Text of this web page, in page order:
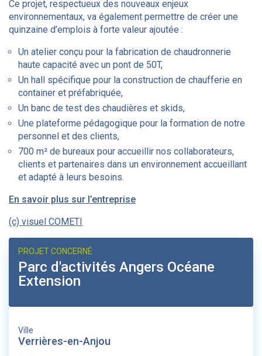
Ce projet, respectueux des nouveaux enjeux
environnementaux, va également permettre de créer une
quinzaine d’emplois à forte valeur ajoutée :
Un atelier conçu pour la fabrication de chaudronnerie
haute capacité avec un pont de 50T,
Un hall spécifique pour la construction de chaufferie en
container et préfabriquée,
Un banc de test des chaudières et skids,
Une plateforme pédagogique pour la formation de notre
personnel et des clients,
700 m² de bureaux pour accueillir nos collaborateurs,
clients et partenaires dans un environnement accueillant
et adapté à leurs besoins.
En savoir plus sur l’entreprise
(c) visuel COMETI
PROJET CONCERNÉ
Parc d'activités Angers Océane
Extension
Ville
Verrières-en-Anjou